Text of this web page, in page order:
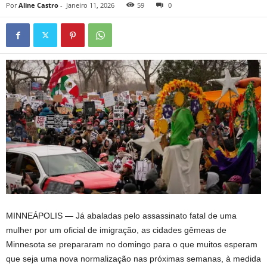
Por Aline Castro - Janeiro 11, 2026 59 0
MINNEÁPOLIS — Já abaladas pelo assassinato fatal de uma
mulher por um oficial de imigração, as cidades gêmeas de
Minnesota se prepararam no domingo para o que muitos esperam
que seja uma nova normalização nas próximas semanas, à medida